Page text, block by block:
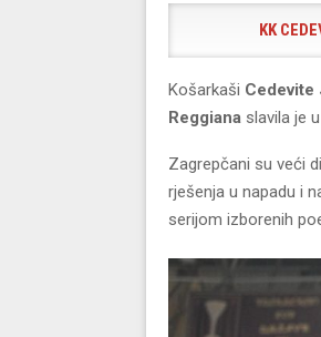
KK
Košarkaši Cedevite
Reggiana slavila je
Zagrepčani su veći
rješenja u napadu i
serijom izborenih